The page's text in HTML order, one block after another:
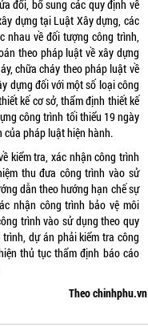
đổi, bổ sung các quy định về
dựng tại Luật Xây dựng, các
nhau về đối tượng công trình,
theo pháp luật về xây dựng
chữa cháy theo pháp luật về
dựng đối với một số loại công
kế cơ sở, thẩm định thiết kế
công trình tối thiểu 19 ngày
của pháp luật hiện hành.
kiểm tra, xác nhận công trình
thu đưa công trình vào sử
dẫn theo hướng hạn chế sự
nhận công trình bảo vệ môi
trình vào sử dụng theo quy
dự án phải kiểm tra công
thủ tục thẩm định báo cáo
Theo chinhphu.vn